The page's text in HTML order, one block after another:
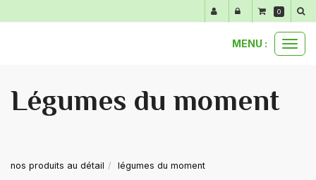
MENU :
Légumes du moment
nos produits au détail légumes du moment
0